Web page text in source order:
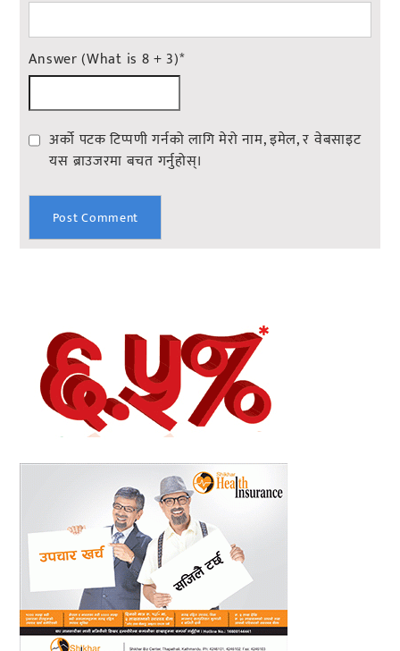
Answer (What is 8 + 3)*
अर्को पटक टिप्पणी गर्नको लागि मेरो नाम, इमेल, र वेबसाइट
यस ब्राउजरमा बचत गर्नुहोस्।